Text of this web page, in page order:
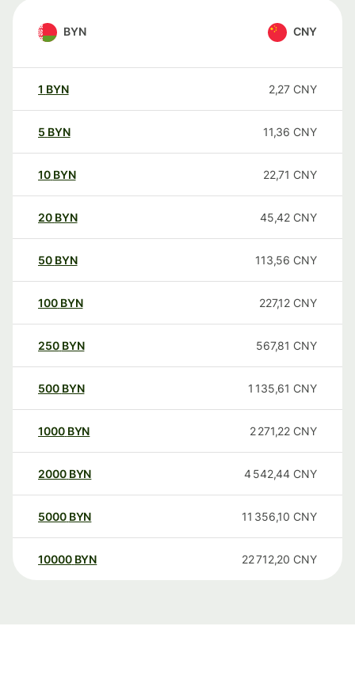
BYN CNY
1 BYN 2,27 CNY
5 BYN 11,36 CNY
10 BYN 22,71 CNY
20 BYN 45,42 CNY
50 BYN 113,56 CNY
100 BYN 227,12 CNY
250 BYN 567,81 CNY
500 BYN 1 135,61 CNY
1000 BYN 2 271,22 CNY
2000 BYN 4 542,44 CNY
5000 BYN 11 356,10 CNY
10000 BYN 22 712,20 CNY